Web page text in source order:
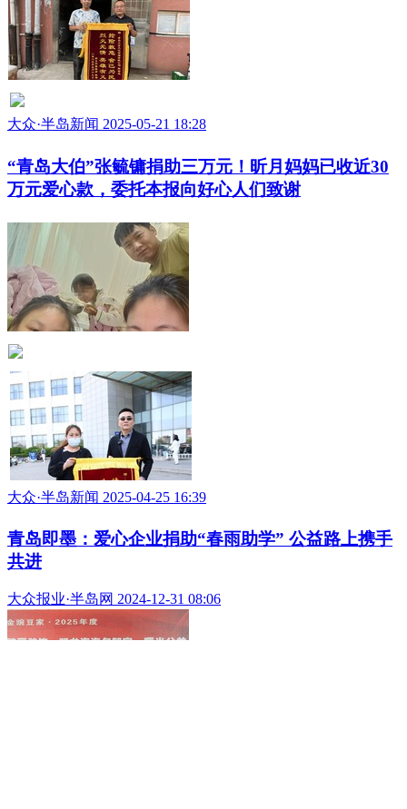
大众·半岛新闻 2025-05-21 18:28
“青岛大伯”张毓镛捐助三万元！昕月妈妈已收近30
万元爱心款，委托本报向好心人们致谢
大众·半岛新闻 2025-04-25 16:39
青岛即墨：爱心企业捐助“春雨助学” 公益路上携手
共进
大众报业·半岛网 2024-12-31 08:06